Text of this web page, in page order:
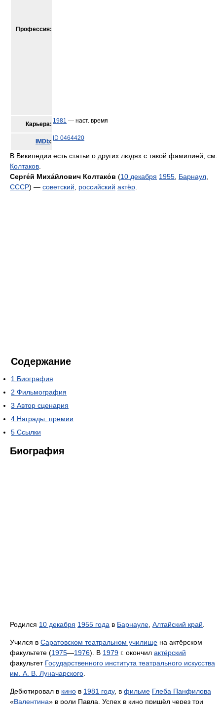
Профессия:
Карьера: 1981 — наст. время
IMDb: ID 0464420
В Википедии есть статьи о других людях с такой фамилией, см.
Колтаков
Серге́й Миха́йлович Колтако́в (10 декабря 1955 Барнаул
СССР) — советский российский актёр
Содержание
1 Биография
2 Фильмография
3 Автор сценария
4 Награды, премии
5 Ссылки
Биография
Родился 10 декабря 1955 года в Барнауле Алтайский край
Учился в Саратовском театральном училище на актёрском
факультете (1975—1976). В 1979 г. окончил актёрский
факультет Государственного института театрального искусства
им. А. В. Луначарского
Дебютировал в кино в 1981 году, в фильме Глеба Панфилова
«Валентина» в роли Павла. Успех в кино пришёл через три